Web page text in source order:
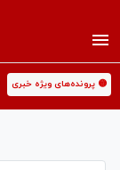
🟡 پرونده‌های ویژه خبری